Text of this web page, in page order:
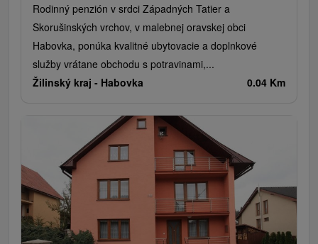
Rodinný penzión v srdci Západných Tatier a
Skorušinských vrchov, v malebnej oravskej obci
Habovka, ponúka kvalitné ubytovacie a doplnkové
služby vrátane obchodu s potravinami,...
Žilinský kraj - Habovka 0.04 Km